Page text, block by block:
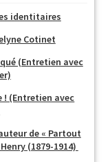
identitaires
Cotinet
(Entretien avec
(Entretien avec
de « Partout
(1879-1914)